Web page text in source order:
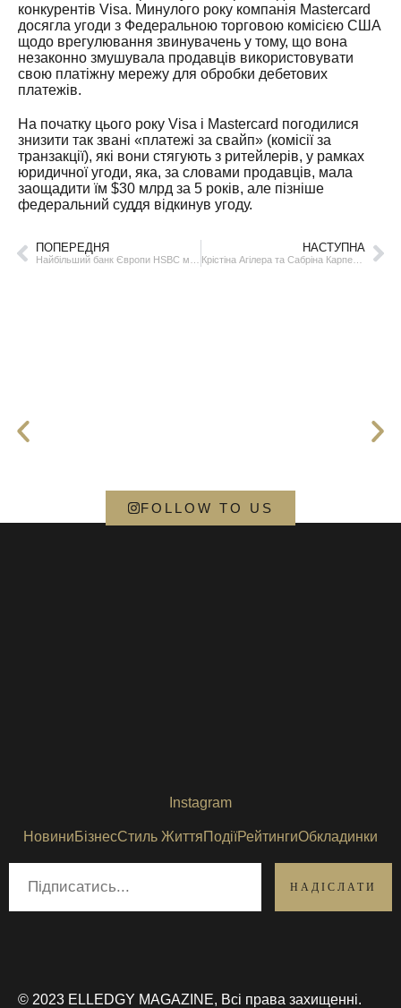
конкурентів Visa. Минулого року компанія Mastercard
досягла угоди з Федеральною торговою комісією США
щодо врегулювання звинувачень у тому, що вона
незаконно змушувала продавців використовувати
свою платіжну мережу для обробки дебетових
платежів.
На початку цього року Visa і Mastercard погодилися
знизити так звані «платежі за свайп» (комісії за
транзакції), які вони стягують з ритейлерів, у рамках
юридичної угоди, яка, за словами продавців, мала
заощадити їм $30 млрд за 5 років, але пізніше
федеральний суддя відкинув угоду.
ПОПЕРЕДНЯ НАСТУПНА
Крістіна Агілера та Сабріна Карпентер заспівали разом
FOLLOW TO US
Instagram
НовиниБізнесСтиль ЖиттяПодіїРейтингиОбкладинки
© 2023 ELLEDGY MAGAZINE, Всі права захищенні.